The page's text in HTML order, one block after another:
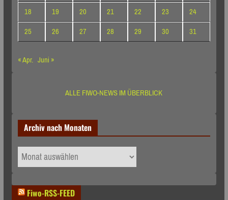
18
19 20 21 22 23
24
25
26 27 28 29 30
31
« Apr. Juni »
ALLE FIWO-NEWS IM ÜBERBLICK
Archiv nach Monaten
Archiv
nach
Fiwo-RSS-FEED